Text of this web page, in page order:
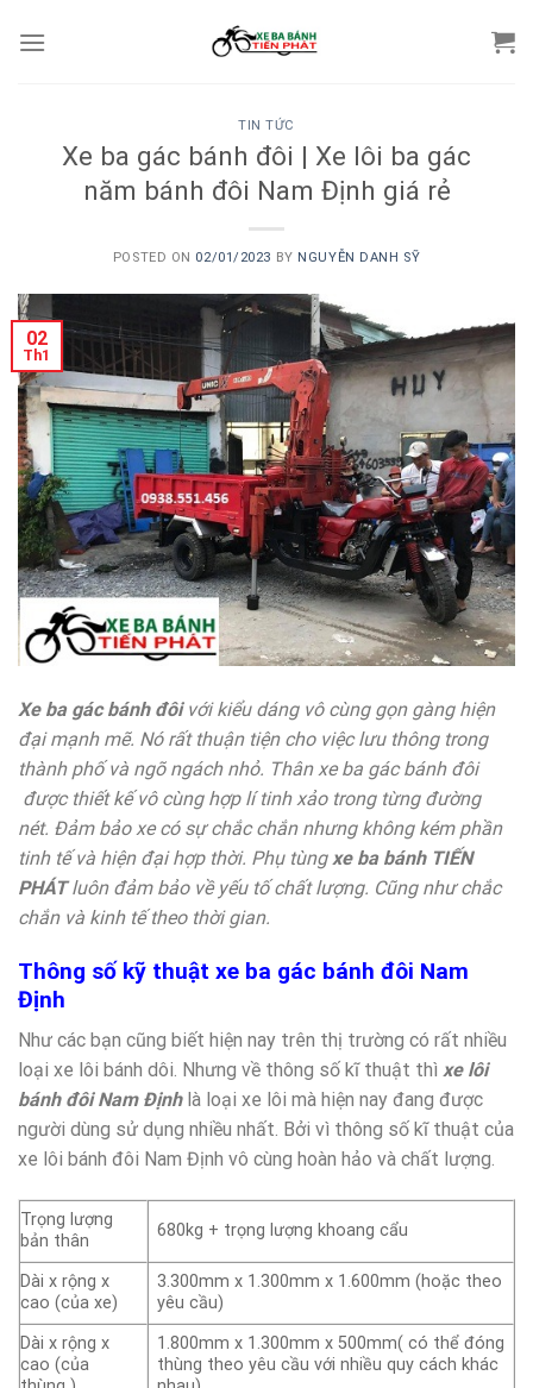
TIN TỨC
Xe ba gác bánh đôi | Xe lôi ba gác
năm bánh đôi Nam Định giá rẻ
POSTED ON 02/01/2023 BY NGUYỄN DANH SỸ
02
Th1
Xe ba gác bánh đôivới kiểu dáng vô cùng gọn gàng hiện
đại mạnh mẽ. Nó rất thuận tiện cho việc lưu thông trong
thành phố và ngõ ngách nhỏ. Thân xe ba gác bánh đôi
được thiết kế vô cùng hợp lí tinh xảo trong từng đường
nét. Đảm bảo xe có sự chắc chắn nhưng không kém phần
tinh tế và hiện đại hợp thời. Phụ tùngxe ba bánh TIẾN
PHÁTluôn đảm bảo về yếu tố chất lượng. Cũng như chắc
chắn và kinh tế theo thời gian.
Thông số kỹ thuật xe ba gác bánh đôi Nam
Định
Như các bạn cũng biết hiện nay trên thị trường có rất nhiều
loại xe lôi bánh dôi. Nhưng về thông số kĩ thuật thì xe lôi
bánh đôi Nam Địnhlà loại xe lôi mà hiện nay đang được
người dùng sử dụng nhiều nhất. Bởi vì thông số kĩ thuật của
xe lôi bánh đôi Nam Định vô cùng hoàn hảo và chất lượng.
Trọng lượng
bản thân
680kg + trọng lượng khoang cẩu
Dài x rộng x
cao (của xe)
3.300mm x 1.300mm x 1.600mm (hoặc theo
yêu cầu)
Dài x rộng x
cao (của
1.800mm x 1.300mm x 500mm( có thể đóng
thùng theo yêu cầu với nhiều quy cách khác